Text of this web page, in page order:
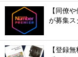
【同僚
が募集ス
【登録